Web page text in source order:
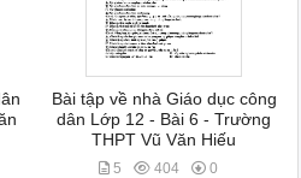
Bài tập về nhà Giáo dục công
dân Lớp 12 - Bài 6 - Trường
THPT Vũ Văn Hiếu
5 404 0